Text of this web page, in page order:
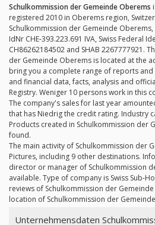
Schulkommission der Gemeinde Oberems
registered 2010 in Oberems region,
Schulkommission der Gemeinde
IdNr CHE-393.223.691 IVA, Swiss Federal
CH86262184502 and SHAB 2267777921.
der Gemeinde Oberems is located at the
bring you a complete range of reports
and financial data, facts, analysis and
Registry. Weniger 10 persons work in this
The company's sales for last year
that has Niedrig the credit rating. Industry
Products created in Schulkommission der
found.
The main activity of Schulkommission der
Pictures, including 9 other destinations.
director or manager of Schulkommission
available. Type of company is Swiss Sub-
reviews of Schulkommission der
location of Schulkommission der
Unternehmensdaten